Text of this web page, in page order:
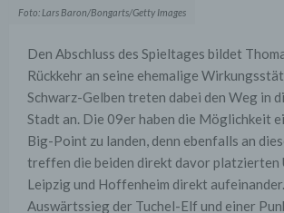
Foto: Lars Baron/Bongarts/Getty Images
Den Abschluss des Spieltages bildet
Rückkehr an seine ehemalige
Schwarz-Gelben treten dabei den Weg in
Stadt an. Die 09er haben die Möglichkeit
Big-Point zu landen, denn ebenfalls an
treffen die beiden direkt davor platzierten
Leipzig und Hoffenheim direkt
Auswärtssieg der Tuchel-Elf und einer